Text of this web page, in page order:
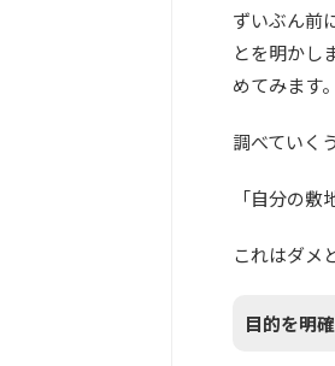
ずいぶん前
とを明かし
めてみます。
調べていく
「自分の敷
これはダメ
目的を明